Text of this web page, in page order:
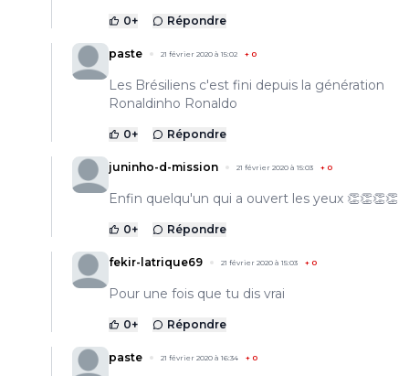
0+ Répondre
paste 21 février 2020 à 15:02 + 0
Les Brésiliens c'est fini depuis la génération
Ronaldinho Ronaldo
0+ Répondre
juninho-d-mission 21 février 2020 à 15:03 + 0
Enfin quelqu'un qui a ouvert les yeux 👏👏👏👏
0+ Répondre
fekir-latrique69 21 février 2020 à 15:03 + 0
Pour une fois que tu dis vrai
0+ Répondre
paste 21 février 2020 à 16:34 + 0